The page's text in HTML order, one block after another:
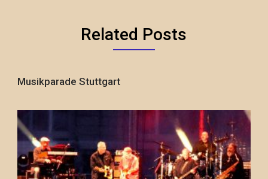
Related Posts
Musikparade Stuttgart